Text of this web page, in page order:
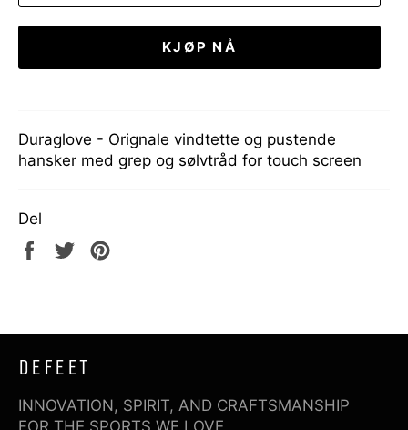
KJØP NÅ
Duraglove - Orignale vindtette og pustende
hansker med grep og sølvtråd for touch screen
Del
Del
Tweet
DEFEET
INNOVATION, SPIRIT, AND CRAFTSMANSHIP
FOR THE SPORTS WE LOVE